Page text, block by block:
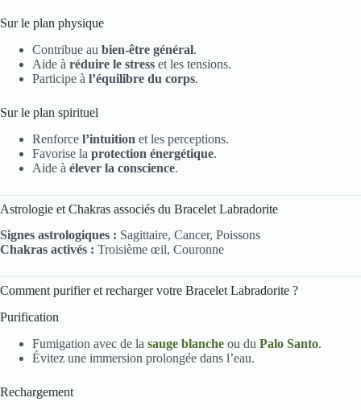
Sur le plan physique
Contribue au bien-être général.
Aide à réduire le stress et les tensions.
Participe à l’équilibre du corps.
Sur le plan spirituel
Renforce l’intuition et les perceptions.
Favorise la protection énergétique.
Aide à élever la conscience.
Astrologie et Chakras associés du Bracelet Labradorite
Signes astrologiques : Sagittaire, Cancer, Poissons
Chakras activés : Troisième œil, Couronne
Comment purifier et recharger votre Bracelet Labradorite ?
Purification
Fumigation avec de la sauge blanche ou du Palo Santo.
Évitez une immersion prolongée dans l’eau.
Rechargement